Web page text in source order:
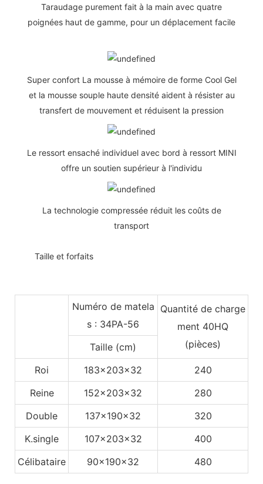
Taraudage purement fait à la main avec quatre
poignées haut de gamme, pour un déplacement facile
Super confort La mousse à mémoire de forme Cool Gel
et la mousse souple haute densité aident à résister au
transfert de mouvement et réduisent la pression
Le ressort ensaché individuel avec bord à ressort MINI
offre un soutien supérieur à l'individu
La technologie compressée réduit les coûts de
transport
Taille et forfaits
Numéro de matela
s : 34PA-56
Quantité de charge
ment 40HQ
(pièces)
Taille (cm)
Roi
183x203x32
240
Reine
152x203x32
280
Double
137x190x32
320
K.single
107x203x32
400
Célibataire
90x190x32 480